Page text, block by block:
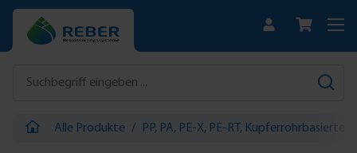
Zum Hauptinhalt springen
Alle Produkte / PP, PA, PE-X, PE-RT, Kupferrohrbasierte